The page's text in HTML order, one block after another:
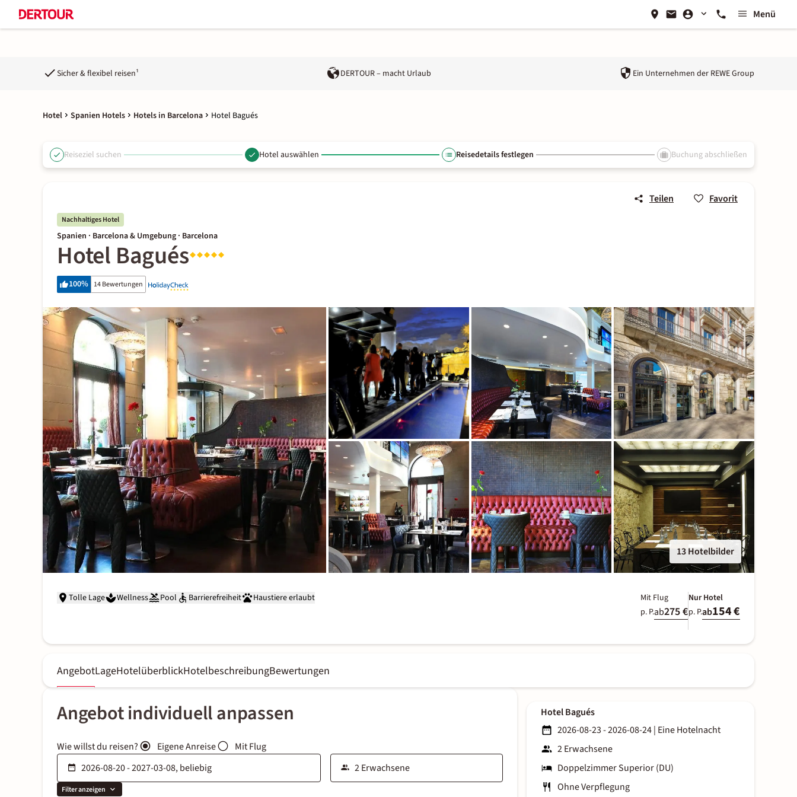
Menü
Sicher & flexibel reisen¹ DERTOUR – macht Urlaub Ein Unternehmen der REWE Group
Hotel Spanien Hotels Hotels in Barcelona Hotel Bagués
Reiseziel suchen Hotel auswählen Reisedetails festlegen Buchung abschließen
Teilen Favorit
Nachhaltiges Hotel
Spanien · Barcelona & Umgebung · Barcelona
Hotel Bagués
100% 14 Bewertungen
13 Hotelbilder
Tolle Lage Wellness Pool Barrierefreiheit Haustiere erlaubt
Mit Flug
p. P.ab275 €
Nur Hotel
p. P.ab154 €
AngebotLageHotelüberblickHotelbeschreibungBewertungen
Angebot individuell anpassen
Wie willst du reisen? Eigene Anreise Mit Flug
Filter anzeigen
Hotel Bagués
2026-08-23 - 2026-08-24| Eine Hotelnacht
2 Erwachsene
Doppelzimmer Superior (DU)
Ohne Verpflegung